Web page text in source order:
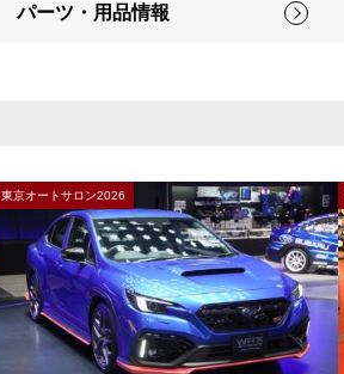
パーツ・用品情報
東京オートサロン2026